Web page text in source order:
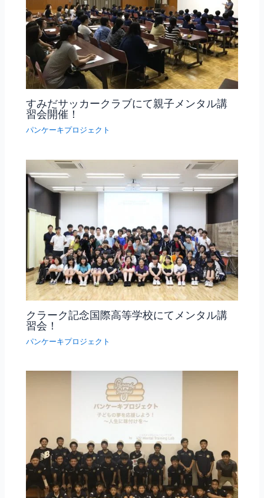
すみだサッカークラブにて親子メンタル講
習会開催！
パンケーキプロジェクト
クラーク記念国際高等学校にてメンタル講
習会！
パンケーキプロジェクト